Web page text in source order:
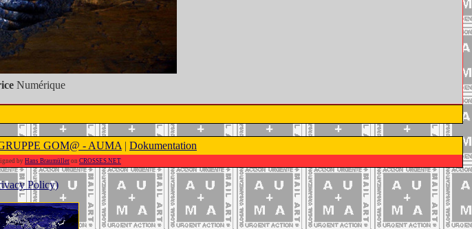
Numérique
GOM@ - AUMA | Dokumentation
byHans Braumüller on CROSSES.NET
Policy)